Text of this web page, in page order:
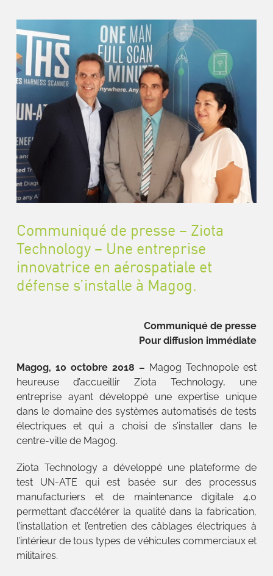
Communiqué de presse – Ziota
Technology – Une entreprise
innovatrice en aérospatiale et
défense s’installe à Magog.
Communiqué de presse
Pour diffusion immédiate
Magog, 10 octobre 2018 – Magog Technopole est
heureuse d’accueillir Ziota Technology, une
entreprise ayant développé une expertise unique
dans le domaine des systèmes automatisés de tests
électriques et qui a choisi de s’installer dans le
centre-ville de Magog.
Ziota Technology a développé une plateforme de
test UN-ATE qui est basée sur des processus
manufacturiers et de maintenance digitale 4.0
permettant d’accélérer la qualité dans la fabrication,
l’installation et l’entretien des câblages électriques à
l’intérieur de tous types de véhicules commerciaux et
militaires.